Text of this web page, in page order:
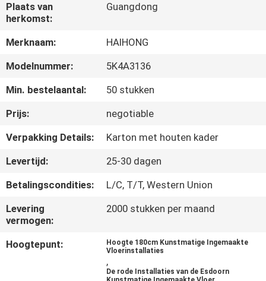
OVER
ONS
FABRIEKSTOCHT
KWALITEITSCONTROLE
NEEM
CONTACT
ONS
OP
Plaats van
herkomst:
Guangdong
Merknaam:
HAIHONG
Modelnummer:
5K4A3136
Min. bestelaantal:
50 stukken
Prijs:
negotiable
Verpakking Details:
Karton met houten kader
Levertijd:
25-30 dagen
Betalingscondities:
L/C, T/T, Western Union
Levering
vermogen:
2000 stukken per maand
Hoogtepunt:
Hoogte 180cm Kunstmatige Ingemaakte
Vloerinstallaties
,
De rode Installaties van de Esdoorn